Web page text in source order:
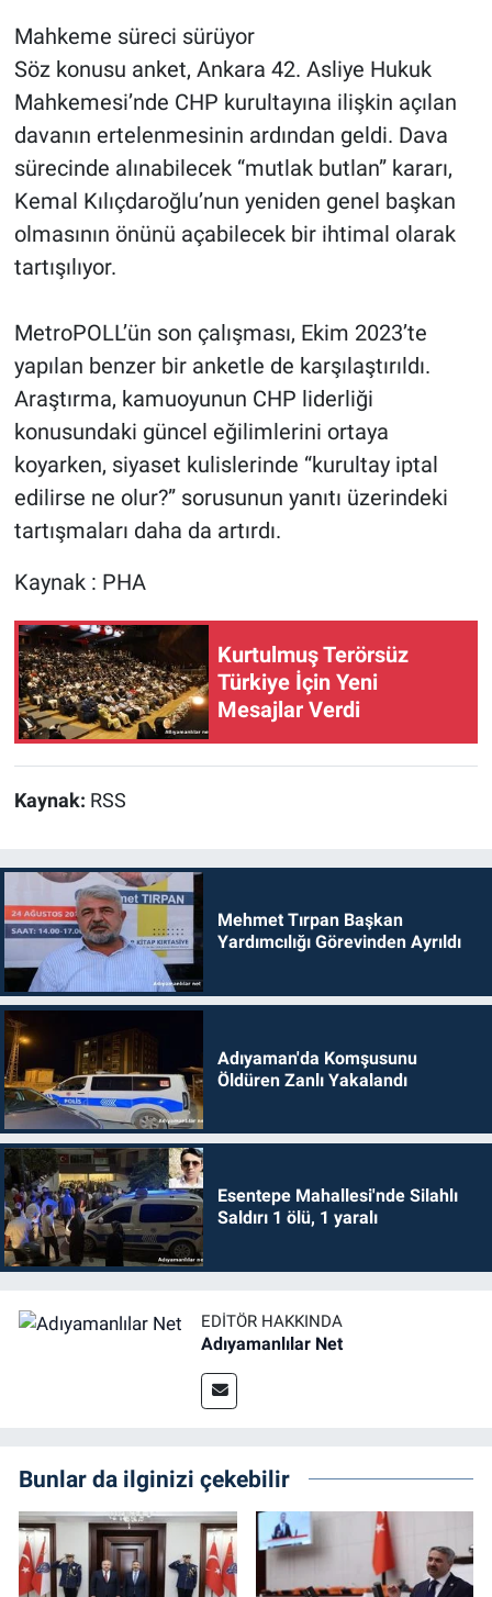
Mahkeme süreci sürüyor
Söz konusu anket, Ankara 42. Asliye Hukuk
Mahkemesi’nde CHP kurultayına ilişkin açılan
davanın ertelenmesinin ardından geldi. Dava
sürecinde alınabilecek “mutlak butlan” kararı,
Kemal Kılıçdaroğlu’nun yeniden genel başkan
olmasının önünü açabilecek bir ihtimal olarak
tartışılıyor.
MetroPOLL’ün son çalışması, Ekim 2023’te
yapılan benzer bir anketle de karşılaştırıldı.
Araştırma, kamuoyunun CHP liderliği
konusundaki güncel eğilimlerini ortaya
koyarken, siyaset kulislerinde “kurultay iptal
edilirse ne olur?” sorusunun yanıtı üzerindeki
tartışmaları daha da artırdı.
Kaynak : PHA
Kurtulmuş Terörsüz
Türkiye İçin Yeni
Mesajlar Verdi
Kaynak: RSS
Mehmet Tırpan Başkan
Yardımcılığı Görevinden Ayrıldı
Adıyaman'da Komşusunu
Öldüren Zanlı Yakalandı
Esentepe Mahallesi'nde Silahlı
Saldırı 1 ölü, 1 yaralı
EDITÖR HAKKINDA
Adıyamanlılar Net
Bunlar da ilginizi çekebilir